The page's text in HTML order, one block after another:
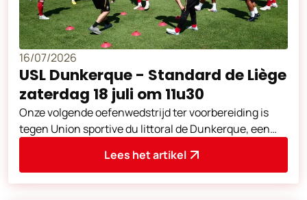
16/07/2026
USL Dunkerque - Standard de Liège
zaterdag 18 juli om 11u30
Onze volgende oefenwedstrijd ter voorbereiding is
tegen Union sportive du littoral de Dunkerque, een
Lees het artikel